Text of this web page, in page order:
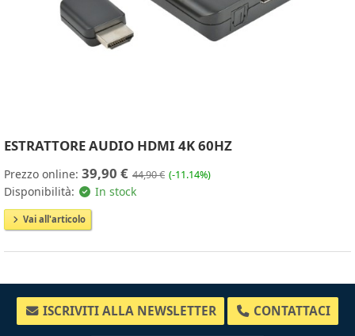
ESTRATTORE AUDIO HDMI 4K 60HZ
Prezzo online: 39,90 € 44,90 € (-11.14%)
Disponibilità: In stock
Vai all'articolo
ISCRIVITI ALLA NEWSLETTER CONTATTACI